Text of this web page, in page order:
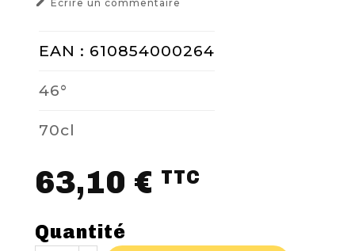
Ecrire un commentaire
EAN : 610854000264
46°
70cl
63,10 € TTC
Quantité